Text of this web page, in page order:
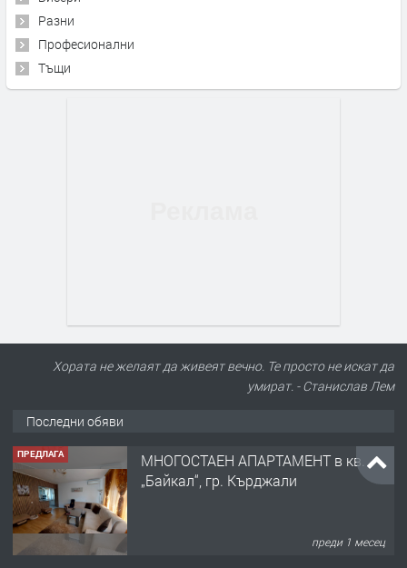
Разни
Професионални
Тъщи
Хората не желаят да живеят вечно. Те просто не искат да
умират. - Станислав Лем
Последни обяви
ПРЕДЛАГА
МНОГОСТАЕН АПАРТАМЕНТ в кв.
„Байкал“, гр. Кърджали
преди 1 месец